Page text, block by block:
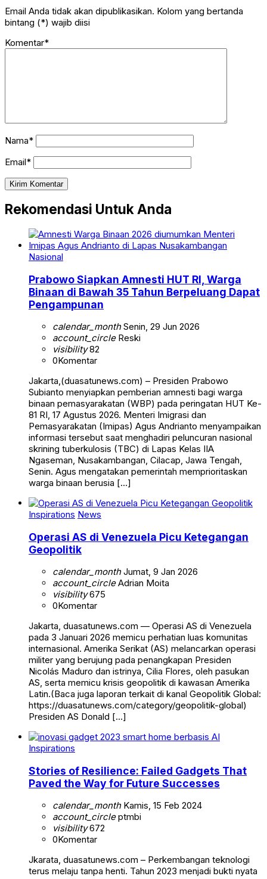
Email Anda tidak akan dipublikasikan. Kolom yang bertanda
bintang (*) wajib diisi
Komentar*
Nama*
Email*
Rekomendasi Untuk Anda
Nasional
Prabowo Siapkan Amnesti HUT RI, Warga
Binaan di Bawah 35 Tahun Berpeluang Dapat
Pengampunan
calendar_monthSenin, 29 Jun 2026
account_circleReski
visibility82
0Komentar
Jakarta,(duasatunews.com) – Presiden Prabowo
Subianto menyiapkan pemberian amnesti bagi warga
binaan pemasyarakatan (WBP) pada peringatan HUT Ke-
81 RI, 17 Agustus 2026. Menteri Imigrasi dan
Pemasyarakatan (Imipas) Agus Andrianto menyampaikan
informasi tersebut saat menghadiri peluncuran nasional
skrining tuberkulosis (TBC) di Lapas Kelas IIA
Ngaseman, Nusakambangan, Cilacap, Jawa Tengah,
Senin. Agus mengatakan pemerintah memprioritaskan
warga binaan berusia […]
Inspirations News
Operasi AS di Venezuela Picu Ketegangan
Geopolitik
calendar_monthJumat, 9 Jan 2026
account_circleAdrian Moita
visibility675
0Komentar
Jakarta, duasatunews.com — Operasi AS di Venezuela
pada 3 Januari 2026 memicu perhatian luas komunitas
internasional. Amerika Serikat (AS) melancarkan operasi
militer yang berujung pada penangkapan Presiden
Nicolás Maduro dan istrinya, Cilia Flores, oleh pasukan
AS, serta memicu krisis geopolitik di kawasan Amerika
Latin.(Baca juga laporan terkait di kanal Geopolitik Global:
https://duasatunews.com/category/geopolitik-global)
Presiden AS Donald […]
Inspirations
Stories of Resilience: Failed Gadgets That
Paved the Way for Future Successes
calendar_monthKamis, 15 Feb 2024
account_circleptmbi
visibility672
0Komentar
Jkarata, duasatunews.com – Perkembangan teknologi
terus melaju tanpa henti. Tahun 2023 menjadi bukti nyata